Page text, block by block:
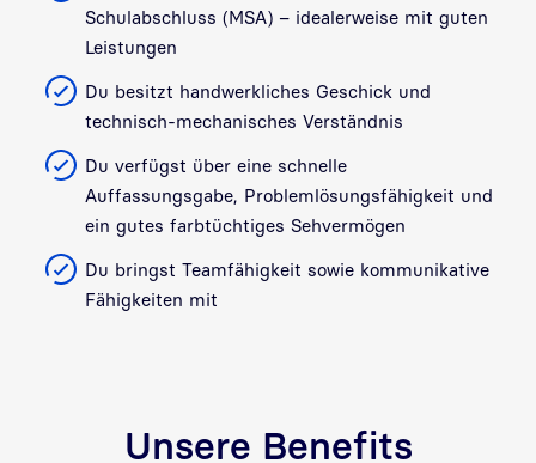
Schulabschluss (MSA) – idealerweise mit guten
Leistungen
Du besitzt handwerkliches Geschick und
technisch-mechanisches Verständnis
Du verfügst über eine schnelle
Auffassungsgabe, Problemlösungsfähigkeit und
ein gutes farbtüchtiges Sehvermögen
Du bringst Teamfähigkeit sowie kommunikative
Fähigkeiten mit
Unsere Benefits